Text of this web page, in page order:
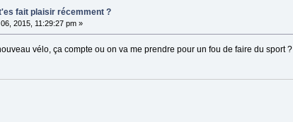
fait plaisir récemment ?
06, 2015, 11:29:27 pm »
vélo, ça compte ou on va me prendre pour un fou de faire du sport ?